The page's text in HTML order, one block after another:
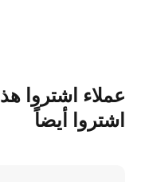
عملاء اشتروا
اشتروا أيضاً